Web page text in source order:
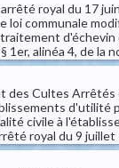
royal du 17
loi communale
d'échevin
alinéa 4, de la
des Cultes Arrêtés
d'utilité
civile à
royal du 9 juillet